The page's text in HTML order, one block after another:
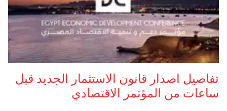
تفاصيل اصدار قانون الاستثمار الجديد قبل
ساعات من المؤتمر الاقتصادي